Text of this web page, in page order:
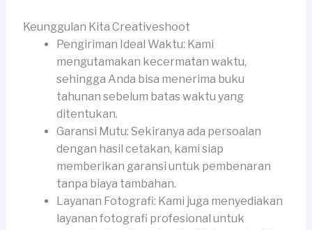
Keunggulan Kita Creativeshoot
Pengiriman Ideal Waktu: Kami
mengutamakan kecermatan waktu,
sehingga Anda bisa menerima buku
tahunan sebelum batas waktu yang
ditentukan.
Garansi Mutu: Sekiranya ada persoalan
dengan hasil cetakan, kami siap
memberikan garansi untuk pembenaran
tanpa biaya tambahan.
Layanan Fotografi: Kami juga menyediakan
layanan fotografi profesional untuk